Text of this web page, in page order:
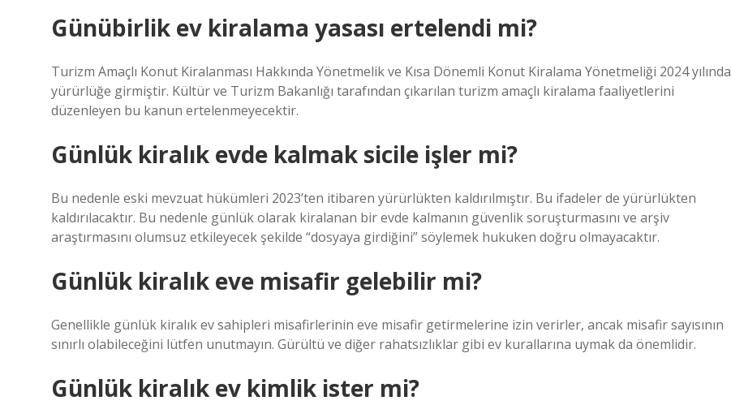
Günübirlik ev kiralama yasası ertelendi mi?
Turizm Amaçlı Konut Kiralanması Hakkında Yönetmelik ve Kısa Dönemli Konut Kiralama Yönetmeliği 2024 yılında
yürürlüğe girmiştir. Kültür ve Turizm Bakanlığı tarafından çıkarılan turizm amaçlı kiralama faaliyetlerini
düzenleyen bu kanun ertelenmeyecektir.
Günlük kiralık evde kalmak sicile işler mi?
Bu nedenle eski mevzuat hükümleri 2023’ten itibaren yürürlükten kaldırılmıştır. Bu ifadeler de yürürlükten
kaldırılacaktır. Bu nedenle günlük olarak kiralanan bir evde kalmanın güvenlik soruşturmasını ve arşiv
araştırmasını olumsuz etkileyecek şekilde “dosyaya girdiğini” söylemek hukuken doğru olmayacaktır.
Günlük kiralık eve misafir gelebilir mi?
Genellikle günlük kiralık ev sahipleri misafirlerinin eve misafir getirmelerine izin verirler, ancak misafir sayısının
sınırlı olabileceğini lütfen unutmayın. Gürültü ve diğer rahatsızlıklar gibi ev kurallarına uymak da önemlidir.
Günlük kiralık ev kimlik ister mi?